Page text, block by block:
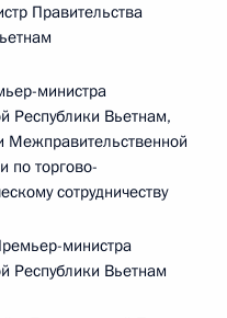
Правительства
министра
Республики Вьетнам,
Межправительственной
по торгово-
сотрудничеству
министра
Республики Вьетнам